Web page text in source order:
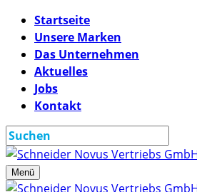
Startseite
Unsere Marken
Das Unternehmen
Aktuelles
Jobs
Kontakt
Menü